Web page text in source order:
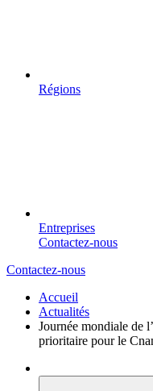
Régions
Entreprises
Contactez-nous
Contactez-nous
Accueil
Actualités
Journée mondiale de
prioritaire pour le